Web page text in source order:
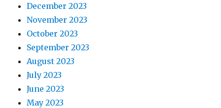
December 2023
November 2023
October 2023
September 2023
August 2023
July 2023
June 2023
May 2023